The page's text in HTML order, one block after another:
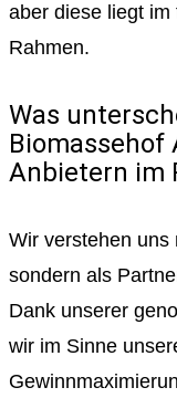
aber diese liegt
Rahmen.
Was
Biomassehof
Anbietern im
Wir verstehen uns
sondern als
Dank unserer
wir im Sinne